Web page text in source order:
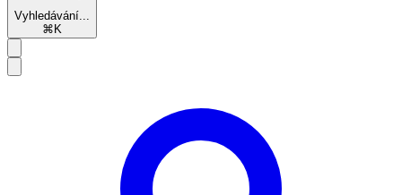
Vyhledávání...
⌘K